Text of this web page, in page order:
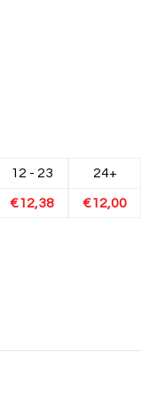
12 - 23 24+
€12,38 €12,00